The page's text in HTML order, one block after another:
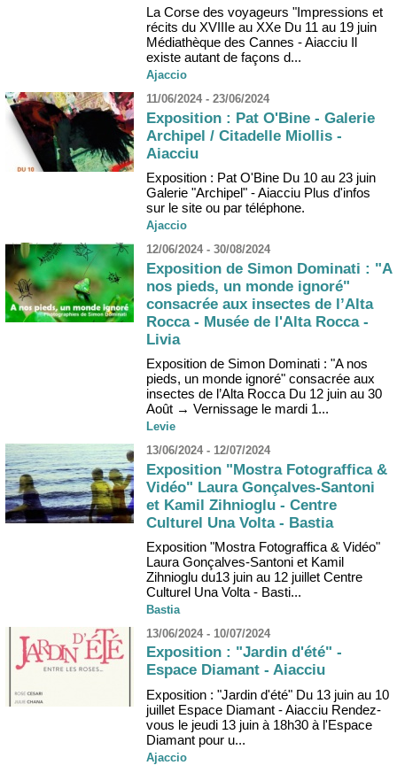
La Corse des voyageurs "Impressions et
récits du XVIIIe au XXe Du 11 au 19 juin
Médiathèque des Cannes - Aiacciu Il
existe autant de façons d...
Ajaccio
11/06/2024 - 23/06/2024
Exposition : Pat O'Bine - Galerie
Archipel / Citadelle Miollis -
Aiacciu
Exposition : Pat O'Bine Du 10 au 23 juin
Galerie "Archipel" - Aiacciu Plus d'infos
sur le site ou par téléphone.
Ajaccio
12/06/2024 - 30/08/2024
Exposition de Simon Dominati : "A
nos pieds, un monde ignoré"
consacrée aux insectes de l’Alta
Rocca - Musée de l'Alta Rocca -
Livia
Exposition de Simon Dominati : "A nos
pieds, un monde ignoré" consacrée aux
insectes de l’Alta Rocca Du 12 juin au 30
Août → Vernissage le mardi 1...
Levie
13/06/2024 - 12/07/2024
Exposition "Mostra Fotograffica &
Vidéo" Laura Gonçalves-Santoni
et Kamil Zihnioglu - Centre
Culturel Una Volta - Bastia
Exposition "Mostra Fotograffica & Vidéo"
Laura Gonçalves-Santoni et Kamil
Zihnioglu du13 juin au 12 juillet Centre
Culturel Una Volta - Basti...
Bastia
13/06/2024 - 10/07/2024
Exposition : "Jardin d'été" -
Espace Diamant - Aiacciu
Exposition : "Jardin d'été" Du 13 juin au 10
juillet Espace Diamant - Aiacciu Rendez-
vous le jeudi 13 juin à 18h30 à l'Espace
Diamant pour u...
Ajaccio